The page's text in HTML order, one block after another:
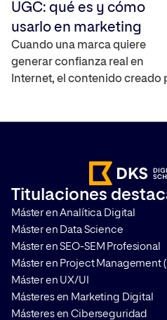
UGC: qué es y cómo
usarlo en marketing
Cuando una marca quiere
generar confianza real en
Internet, el contenido creado
ayuda a construir credibilidad
acelera el proceso en la toma
decisiones de compra. Te
contamos en qué consiste y […]
Titulaciones
Máster en Analítica Digital
Máster en Data Science
Máster en SEO-SEM Profesional
Máster en Project Management
Máster en UX/UI
Másteres en Marketing Digital
Másteres en Ciberseguridad